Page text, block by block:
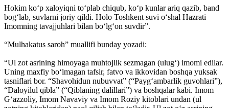
Hokim ko‘p xaloyiqni to‘plab chiqub, ko‘p kunlar ariq qazib, band
bog‘lab, suvlarni joriy qildi. Holo Toshkent suvi o‘shal Hazrati
Imomning tavajjuhlari bilan bo‘lg‘on suvdir”.
“Mulhakatus saroh” muallifi bunday yozadi:
“Ul zot asrining himoyaga muhtojlik sezmagan (ulug‘) imomi edilar.
Uning maxfiy bo‘lmagan tafsir, fatvo va ikkovidan boshqa yuksak
tasniflari bor. “Shavohidun nubuvvat” (“Payg‘ambarlik guvohlari”),
“Daloyilul qibla” (“Qiblaning dalillari”) va boshqalar kabi. Imom
G‘azzoliy, Imom Navaviy va Imom Roziy kitoblari undan (ul